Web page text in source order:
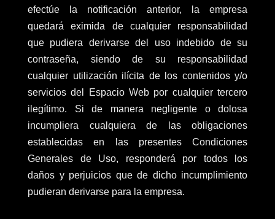
efectúe la notificación anterior, la empresa
quedará eximida de cualquier responsabilidad
que pudiera derivarse del uso indebido de su
contraseña, siendo de su responsabilidad
cualquier utilización ilícita de los contenidos y/o
servicios del Espacio Web por cualquier tercero
ilegítimo. Si de manera negligente o dolosa
incumpliera cualquiera de las obligaciones
establecidas en las presentes Condiciones
Generales de Uso, responderá por todos los
daños y perjuicios que de dicho incumplimiento
pudieran derivarse para la empresa.